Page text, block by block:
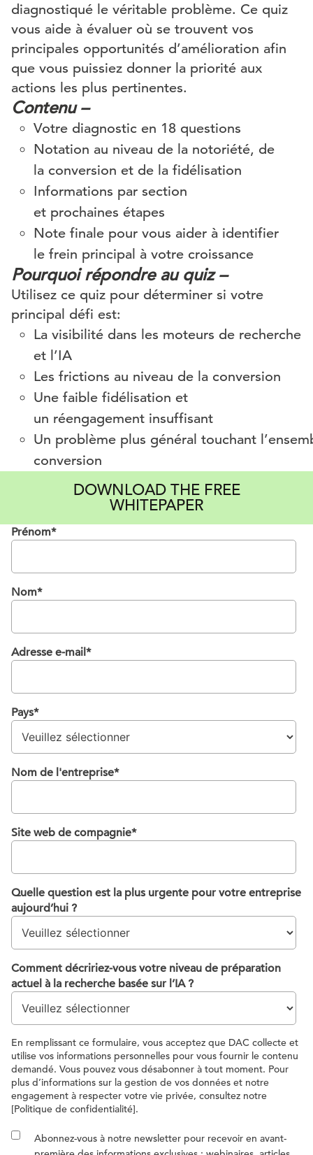
diagnostiqué le véritable problème. Ce quiz
vous aide à évaluer où se trouvent vos
principales opportunités d’amélioration afin
que vous puissiez donner la priorité aux
actions les plus pertinentes.
Contenu–
Votre diagnostic en 18 questions
Notation au niveau de la notoriété, de
la conversion et de la fidélisation
Informations par section
et prochaines étapes
Note finale pour vous aider à identifier
le frein principal à votre croissance
Pourquoi répondreau quiz –
Utilisez ce quiz pour déterminer si votre
principal défi est:
La visibilité dans les moteurs de recherche
et l’IA
Les frictions au niveau de la conversion
Une faible fidélisation et
un réengagement insuffisant
Un problème plus général touchant
conversion
DOWNLOAD THE FREE
WHITEPAPER
Prénom*
Nom*
Adresse e-mail*
Pays*
Nom de l'entreprise*
Site web de compagnie*
Quelle question est la plus urgente pour votre entreprise
aujourd’hui ?
Comment décririez-vous votre niveau de préparation
actuel à la recherche basée sur l’IA ?
En remplissant ce formulaire, vous acceptez que DAC collecte et
utilise vos informations personnelles pour vous fournir le contenu
demandé. Vous pouvez vous désabonner à tout moment. Pour
plus d’informations sur la gestion de vos données et notre
engagement à respecter votre vie privée, consultez notre
[Politique de confidentialité].
Abonnez-vous à notre newsletter pour recevoir en avant-